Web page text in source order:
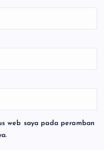
web saya pada peramban